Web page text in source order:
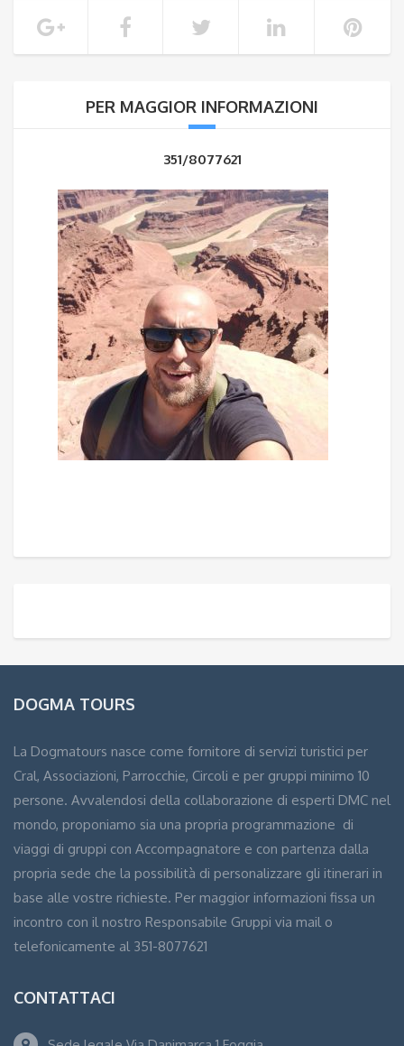
PER MAGGIOR INFORMAZIONI
351/8077621
DOGMA TOURS
La Dogmatours nasce come fornitore di servizi turistici per
Cral, Associazioni, Parrocchie, Circoli e per gruppi minimo 10
persone. Avvalendosi della collaborazione di esperti DMC nel
mondo, proponiamo sia una propria programmazione di
viaggi di gruppi con Accompagnatore e con partenza dalla
propria sede che la possibilità di personalizzare gli itinerari in
base alle vostre richieste. Per maggior informazioni fissa un
incontro con il nostro Responsabile Gruppi via mail o
telefonicamente al 351-8077621
CONTATTACI